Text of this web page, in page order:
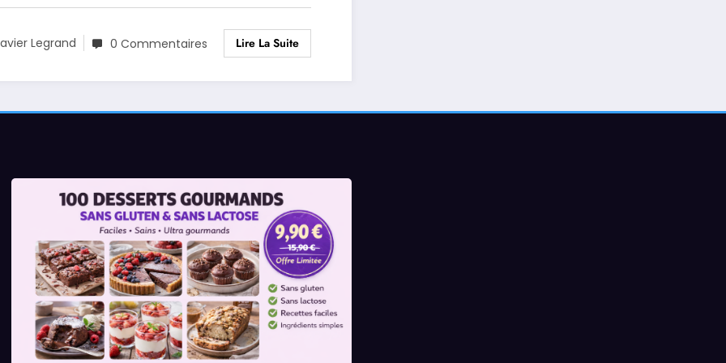
Legrand 0 Commentaires Lire La Suite